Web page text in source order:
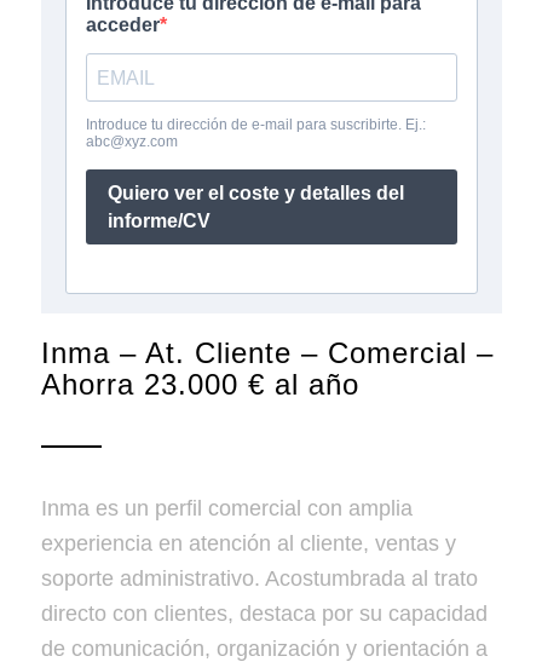
Inma – At. Cliente – Comercial –
Ahorra 23.000 € al año
Inma es un perfil comercial con amplia
experiencia en atención al cliente, ventas y
soporte administrativo. Acostumbrada al trato
directo con clientes, destaca por su capacidad
de comunicación, organización y orientación a